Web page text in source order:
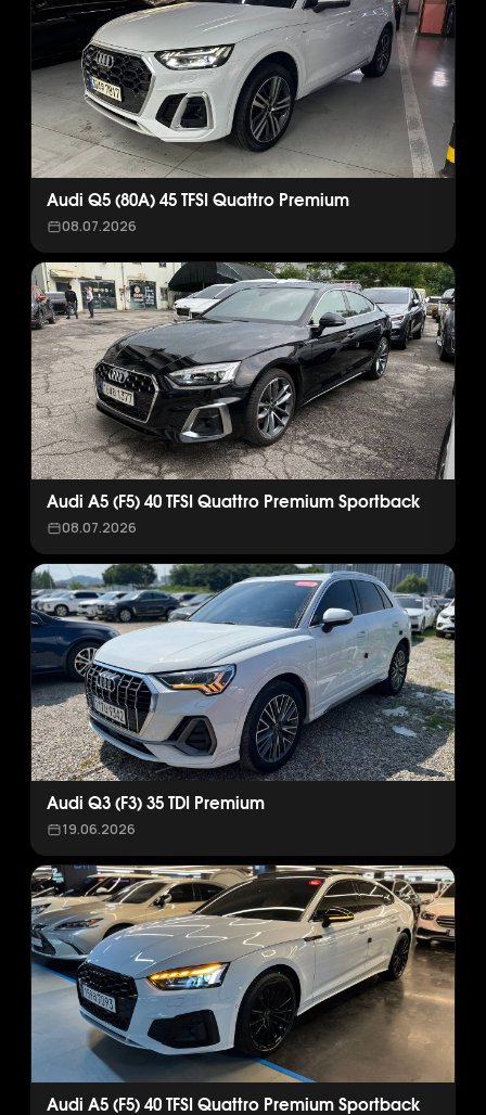
Audi Q5 (80A) 45 TFSI Quattro Premium
08.07.2026
Audi A5 (F5) 40 TFSI Quattro Premium Sportback
08.07.2026
Audi Q3 (F3) 35 TDI Premium
19.06.2026
Audi A5 (F5) 40 TFSI Quattro Premium Sportback